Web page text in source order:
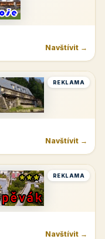
Navštívit →
REKLAMA
Navštívit →
REKLAMA
Navštívit →